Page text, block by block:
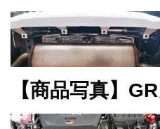
【商品写真】